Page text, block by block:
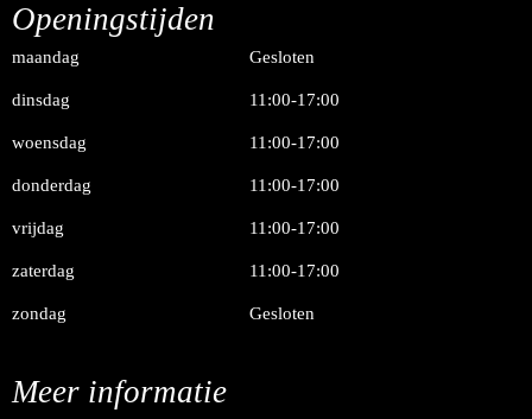
Openingstijden
maandag Gesloten
dinsdag 11:00-17:00
woensdag 11:00-17:00
donderdag 11:00-17:00
vrijdag 11:00-17:00
zaterdag 11:00-17:00
zondag Gesloten
Meer informatie